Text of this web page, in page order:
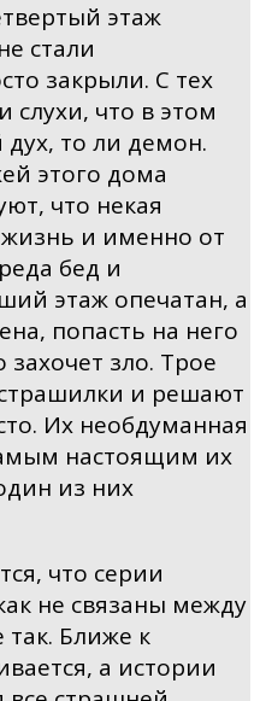
этаж
стали
закрыли. С тех
слухи, что в этом
то ли демон.
этого дома
что некая
и именно от
бед и
этаж опечатан, а
попасть на него
зло. Трое
и решают
Их необдуманная
настоящим их
из них
что серии
не связаны между
так. Ближе к
а истории